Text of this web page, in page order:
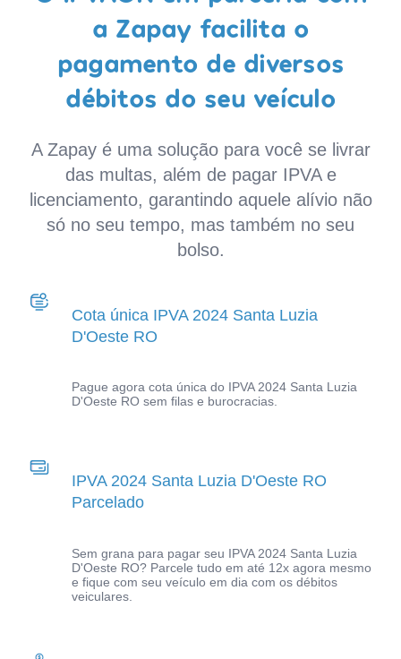
a Zapay facilita o
pagamento de diversos
débitos do seu veículo
A Zapay é uma solução para você se livrar
das multas, além de pagar IPVA e
licenciamento, garantindo aquele alívio não
só no seu tempo, mas também no seu
bolso.
Cota única IPVA 2024 Santa Luzia
D'Oeste RO
Pague agora cota única do IPVA 2024 Santa Luzia
D'Oeste RO sem filas e burocracias.
IPVA 2024 Santa Luzia D'Oeste RO
Parcelado
Sem grana para pagar seu IPVA 2024 Santa Luzia
D'Oeste RO? Parcele tudo em até 12x agora mesmo
e fique com seu veículo em dia com os débitos
veiculares.